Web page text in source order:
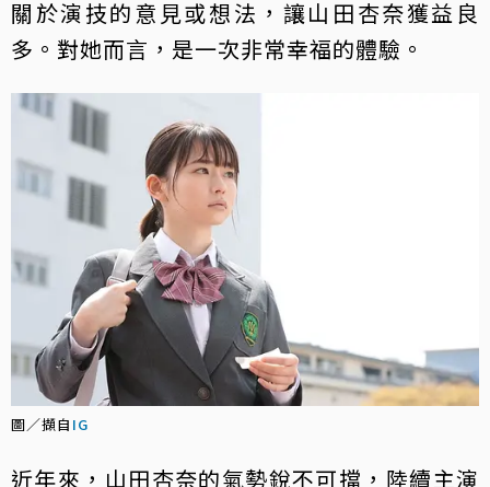
關於演技的意見或想法，讓山田杏奈獲益良
多。對她而言，是一次非常幸福的體驗。
圖／擷自 IG
近年來，山田杏奈的氣勢銳不可擋，陸續主演